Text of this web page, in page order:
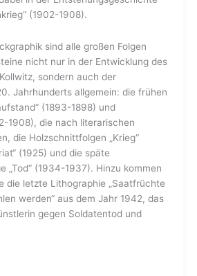
(1902-1908).
sind alle großen Folgen
nicht nur in der Entwicklung des
sondern auch der
Jahrhunderts allgemein: die frühen
(1893-1898) und
1908), die nach literarischen
die Holzschnittfolgen „Krieg“
(1925) und die späte
„Tod“ (1934-1937). Hinzu kommen
die letzte Lithographie „Saatfrüchte
werden“ aus dem Jahr 1942, das
gegen Soldatentod und